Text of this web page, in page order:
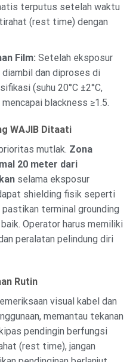
terputus setelah waktu
(rest time) dengan
Film: Setelah eksposur
dan diproses di
(suhu 20°C ±2°C,
blackness ≥1.5.
WAJIB Ditaati
mutlak. Zona
20 meter dari
selama eksposur
shielding fisik seperti
terminal grounding
Operator harus memiliki
peralatan pelindung diri
Rutin
visual kabel dan
memantau tekanan
pendingin berfungsi
(rest time), jangan